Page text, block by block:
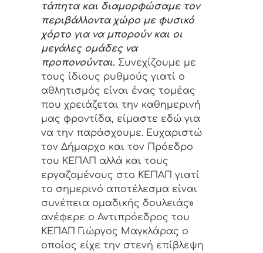
τάπητα και διαμορφώσαμε τον
περιβάλλοντα χώρο με φυσικό
χόρτο για να μπορούν και οι
μεγάλες ομάδες να
προπονούνται. Συνεχίζουμε με
τους ίδιους ρυθμούς γιατί ο
αθλητισμός είναι ένας τομέας
που χρειάζεται την καθημερινή
μας φροντίδα, είμαστε εδώ για
να την παράσχουμε. Ευχαριστώ
τον Δήμαρχο και τον Πρόεδρο
του ΚΕΠΑΠ αλλά και τους
εργαζομένους στο ΚΕΠΑΠ γιατί
το σημερινό αποτέλεσμα είναι
συνέπεια ομαδικής δουλειάς»
ανέφερε ο Αντιπρόεδρος του
ΚΕΠΑΠ Γιώργος Μαγκλάρας ο
οποίος είχε την στενή επίβλεψη